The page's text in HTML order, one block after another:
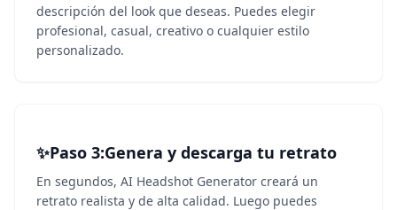
descripción del look que deseas. Puedes elegir
profesional, casual, creativo o cualquier estilo
personalizado.
3
✨Paso 3:Genera y descarga tu retrato
En segundos, AI Headshot Generator creará un
retrato realista y de alta calidad. Luego puedes